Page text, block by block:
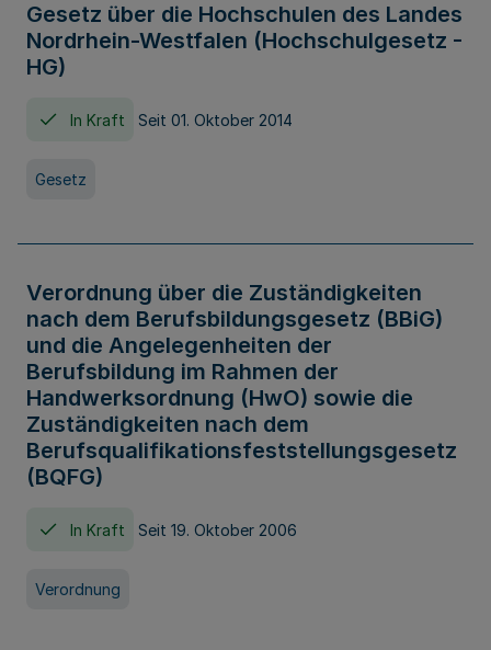
Gesetz über die Hochschulen des Landes
Nordrhein-Westfalen (Hochschulgesetz -
HG)
In Kraft Seit 01. Oktober 2014
Gesetz
Verordnung über die Zuständigkeiten
nach dem Berufsbildungsgesetz (BBiG)
und die Angelegenheiten der
Berufsbildung im Rahmen der
Handwerksordnung (HwO) sowie die
Zuständigkeiten nach dem
Berufsqualifikationsfeststellungsgesetz
(BQFG)
In Kraft Seit 19. Oktober 2006
Verordnung